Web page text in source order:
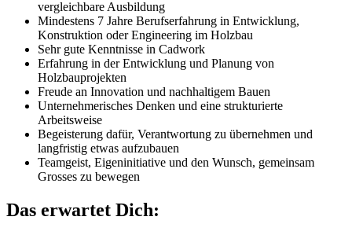
vergleichbare Ausbildung
Mindestens 7 Jahre Berufserfahrung in Entwicklung,
Konstruktion oder Engineering im Holzbau
Sehr gute Kenntnisse in Cadwork
Erfahrung in der Entwicklung und Planung von
Holzbauprojekten
Freude an Innovation und nachhaltigem Bauen
Unternehmerisches Denken und eine strukturierte
Arbeitsweise
Begeisterung dafür, Verantwortung zu übernehmen und
langfristig etwas aufzubauen
Teamgeist, Eigeninitiative und den Wunsch, gemeinsam
Grosses zu bewegen
Das erwartet Dich: